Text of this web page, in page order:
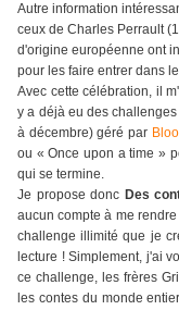
Autre information
ceux de Charles Perrault
d'origine européenne ont
pour les faire entrer dans
Avec cette célébration, il
y a déjà eu des
à décembre) géré par
ou « Once upon a time »
qui se termine.
Je propose donc Des
aucun compte à me
challenge illimité que je
lecture ! Simplement, j'ai
ce challenge, les frères
les contes du monde